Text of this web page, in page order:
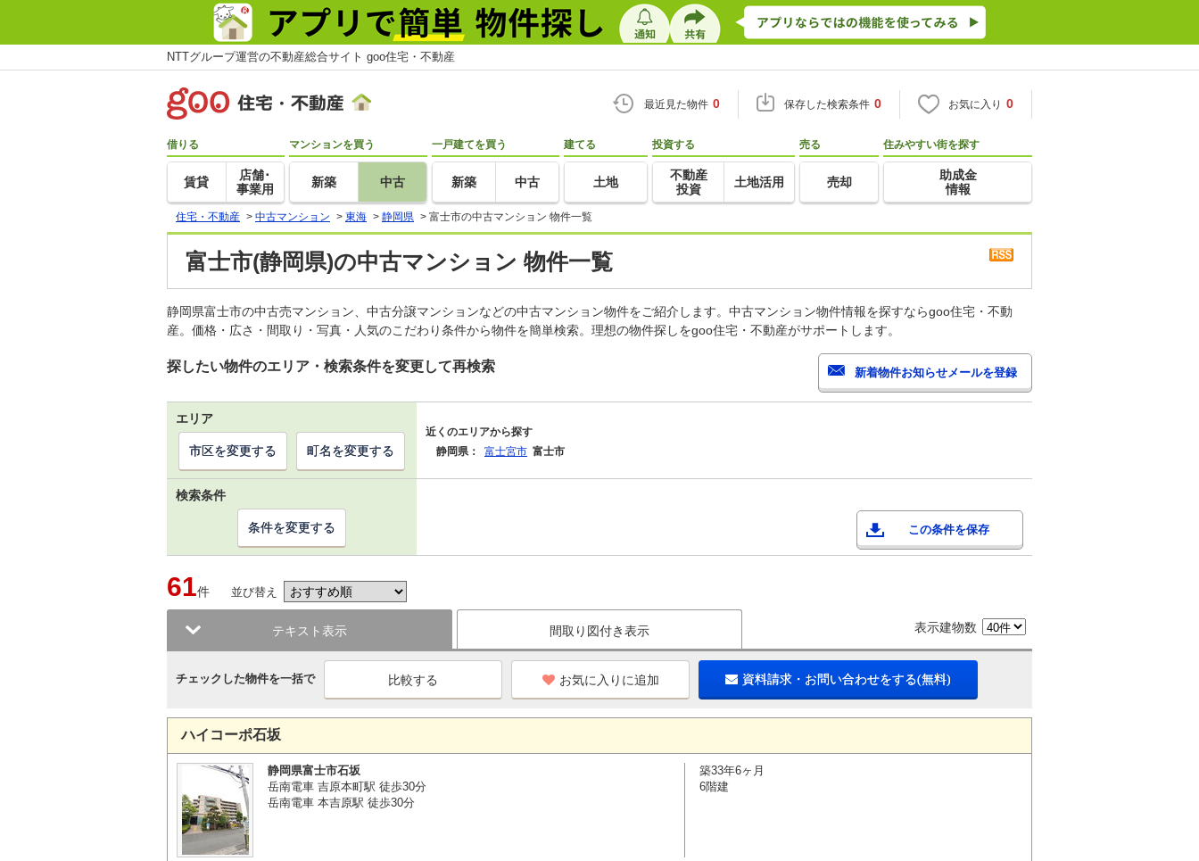
NTTグループ運営の不動産総合サイト goo住宅・不動産
最近見た物件 0 保存した検索条件 0 お気に入り 0
借りる
賃貸
店舗･
事業用
マンションを買う
新築 中古
一戸建てを買う
新築 中古
建てる
土地
投資する
不動産
投資
土地活用
売る
売却
住みやすい街を探す
助成金
情報
住宅・不動産 > 中古マンション > 東海 > 静岡県 > 富士市の中古マンション 物件一覧
富士市(静岡県)の中古マンション 物件一覧
静岡県富士市の中古売マンション、中古分譲マンションなどの中古マンション物件をご紹介します。中古マンション物件情報を探すならgoo住宅・不動
産。価格・広さ・間取り・写真・人気のこだわり条件から物件を簡単検索。理想の物件探しをgoo住宅・不動産がサポートします。
探したい物件のエリア・検索条件を変更して再検索
エリア
近くのエリアから探す
静岡県：
富士宮市 富士市
市区を変更する 町名を変更する
検索条件
この条件を保存
条件を変更する
61件 並び替え
テキスト表示 間取り図付き表示 表示建物数
チェックした物件を一括で お気に入りに追加 資料請求・お問い合わせをする(無料)
ハイコーポ石坂
静岡県富士市石坂
岳南電車 吉原本町駅 徒歩30分
岳南電車 本吉原駅 徒歩30分
築33年6ヶ月
6階建